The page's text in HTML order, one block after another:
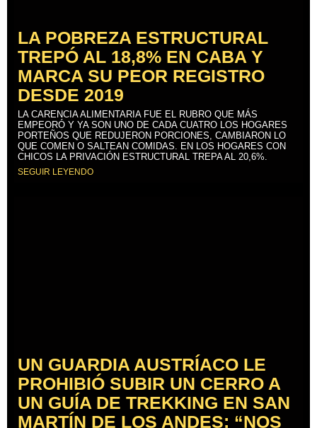
LA POBREZA ESTRUCTURAL
TREPÓ AL 18,8% EN CABA Y
MARCA SU PEOR REGISTRO
DESDE 2019
LA CARENCIA ALIMENTARIA FUE EL RUBRO QUE MÁS
EMPEORÓ Y YA SON UNO DE CADA CUATRO LOS HOGARES
PORTEÑOS QUE REDUJERON PORCIONES, CAMBIARON LO
QUE COMEN O SALTEAN COMIDAS. EN LOS HOGARES CON
CHICOS LA PRIVACIÓN ESTRUCTURAL TREPA AL 20,6%.
SEGUIR LEYENDO
UN GUARDIA AUSTRÍACO LE
PROHIBIÓ SUBIR UN CERRO A
UN GUÍA DE TREKKING EN SAN
MARTÍN DE LOS ANDES: “NOS